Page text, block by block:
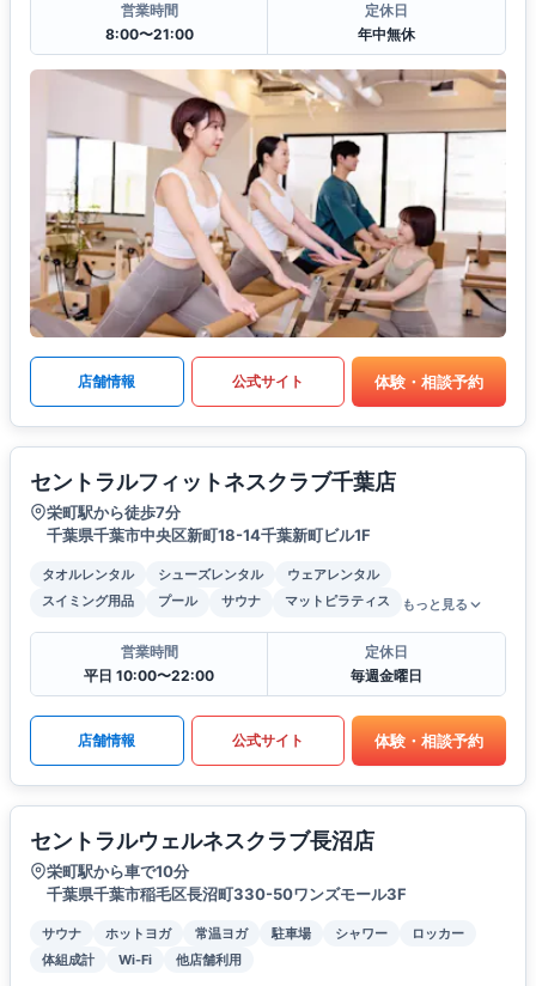
営業時間
8:00〜21:00
定休日
年中無休
店舗情報 公式サイト 体験・相談予約
セントラルフィットネスクラブ千葉店
栄町駅から徒歩7分
千葉県千葉市中央区新町18-14千葉新町ビル1F
タオルレンタル シューズレンタル
ウェアレンタル
スイミング用品
プール サウナ マットピラティス もっと見る
営業時間
平日 10:00〜22:00
定休日
毎週金曜日
店舗情報 公式サイト 体験・相談予約
セントラルウェルネスクラブ長沼店
栄町駅から車で10分
千葉県千葉市稲毛区長沼町330-50ワンズモール3F
サウナ ホットヨガ 常温ヨガ 駐車場 シャワー
ロッカー
体組成計
Wi-Fi 他店舗利用